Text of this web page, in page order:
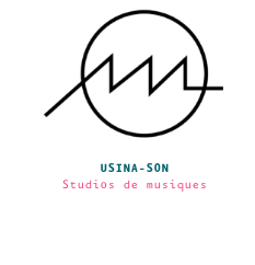
USINA-SON
Studios de musiques